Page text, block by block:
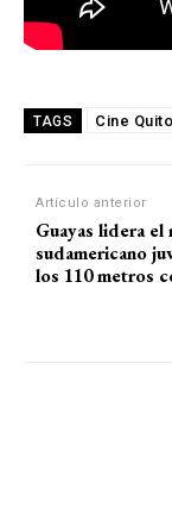
TAGS Cine Quito
Artículo anterior
Guayas lidera el
sudamericano
los 110 metros